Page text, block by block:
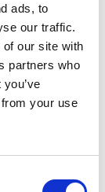
ads, to
our traffic.
our site with
partners who
your use